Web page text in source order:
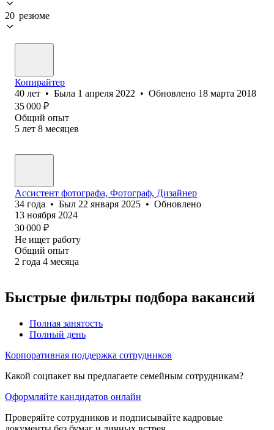
20 резюме
Копирайтер
40 лет • Была 1 апреля 2022 • Обновлено 18 марта 2018
35 000 ₽
Общий опыт
5 лет 8 месяцев
Ассистент фотографа, Фотограф, Дизайнер
34 года • Был 22 января 2025 • Обновлено
13 ноября 2024
30 000 ₽
Не ищет работу
Общий опыт
2 года 4 месяца
Быстрые фильтры подбора вакансий
Полная занятость
Полный день
Корпоративная поддержка сотрудников
Какой соцпакет вы предлагаете семейным сотрудникам?
Оформляйте кандидатов онлайн
Проверяйте сотрудников и подписывайте кадровые